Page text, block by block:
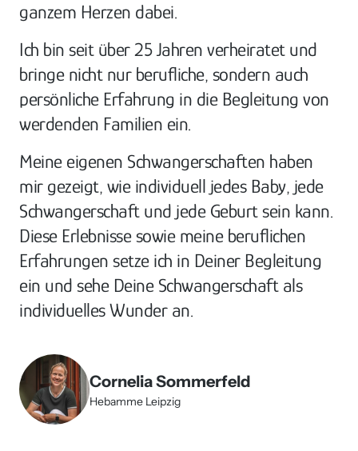
ganzem Herzen dabei.
Ich bin seit über 25 Jahren verheiratet und
bringe nicht nur berufliche, sondern auch
persönliche Erfahrung in die Begleitung von
werdenden Familien ein.
Meine eigenen Schwangerschaften haben
mir gezeigt, wie individuell jedes Baby, jede
Schwangerschaft und jede Geburt sein kann.
Diese Erlebnisse sowie meine beruflichen
Erfahrungen setze ich in Deiner Begleitung
ein und sehe Deine Schwangerschaft als
individuelles Wunder an.
Cornelia Sommerfeld
Hebamme Leipzig